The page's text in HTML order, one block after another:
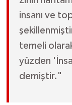
insanı ve
temeli
yüzden
demiştir."